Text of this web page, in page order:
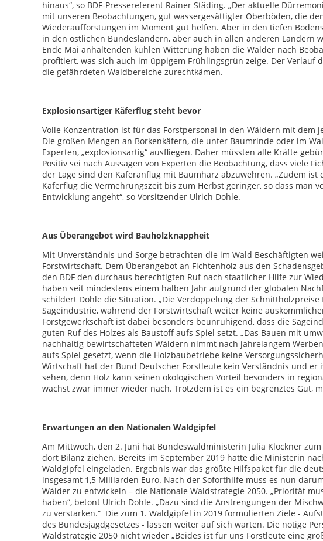
hinaus“, so BDF-Pressereferent Rainer Städing. „Der aktuelle
mit unseren Beobachtungen, gut wassergesättigter Oberböden, die
Wiederaufforstungen im Moment gut helfen. Aber in den tiefen
in den östlichen Bundesländern, aber auch in allen anderen Ländern
Ende Mai anhaltenden kühlen Witterung haben die Wälder nach
profitiert, was sich auch im üppigem Frühlingsgrün zeige. Der Verlauf
die gefährdeten Waldbereiche zurechtkämen.
Explosionsartiger Käferflug steht bevor
Volle Konzentration ist für das Forstpersonal in den Wäldern mit dem
Die großen Mengen an Borkenkäfern, die unter Baumrinde oder im
Experten, „explosionsartig“ ausfliegen. Daher müssten alle Kräfte
Positiv sei nach Aussagen von Experten die Beobachtung, dass viele
der Lage sind den Käferanflug mit Baumharz abzuwehren. „Zudem
Käferflug die Vermehrungszeit bis zum Herbst geringer, so dass man
Entwicklung angeht“, so Vorsitzender Ulrich Dohle.
Aus Überangebot wird Bauholzknappheit
Mit Unverständnis und Sorge betrachten die im Wald Beschäftigten
Forstwirtschaft. Dem Überangebot an Fichtenholz aus den
den BDF den durchaus berechtigten Ruf nach staatlicher Hilfe zur
haben seit mindestens einem halben Jahr aufgrund der globalen
schildert Dohle die Situation. „Die Verdoppelung der
Sägeindustrie, während der Forstwirtschaft weiter keine
Forstgewerkschaft ist dabei besonders beunruhigend, dass die
guten Ruf des Holzes als Baustoff aufs Spiel setzt. „Das Bauen mit
nachhaltig bewirtschafteten Wäldern nimmt nach jahrelangem
aufs Spiel gesetzt, wenn die Holzbaubetriebe keine
Wirtschaft hat der Bund Deutscher Forstleute kein Verständnis und er
sehen, denn Holz kann seinen ökologischen Vorteil besonders in
wächst zwar immer wieder nach. Trotzdem ist es ein begrenztes Gut,
Erwartungen an den Nationalen Waldgipfel
Am Mittwoch, den 2. Juni hat Bundeswaldministerin Julia Klöckner
dort Bilanz ziehen. Bereits im September 2019 hatte die Ministerin
Waldgipfel eingeladen. Ergebnis war das größte Hilfspaket für die
insgesamt 1,5 Milliarden Euro. Nach der Soforthilfe muss es nun
Wälder zu entwickeln – die Nationale Waldstrategie 2050. „Priorität
haben“, betont Ulrich Dohle. „Dazu sind die Anstrengungen der
zu verstärken.“ Die zum 1. Waldgipfel in 2019 formulierten Ziele -
des Bundesjagdgesetzes - lassen weiter auf sich warten. Die nötige
Waldstrategie 2050 nicht wieder „Beides ist für uns Forstleute eine